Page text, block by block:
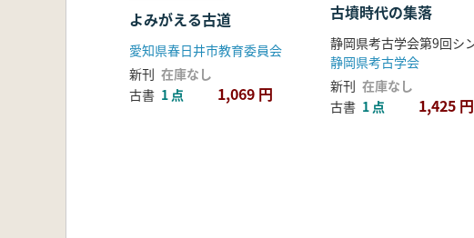
よみがえる古道
愛知県春日井市教育委員会
新刊 在庫なし
古書 1 点 1,069 円
古墳時代の集落
静岡県考古学会
新刊 在庫なし
古書 1 点 1,425 円